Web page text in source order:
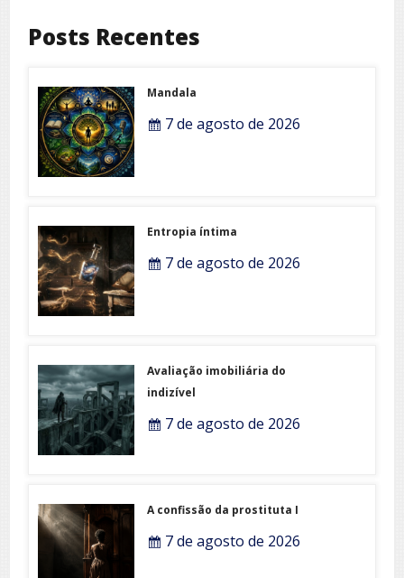
Posts Recentes
Mandala
7 de agosto de 2026
Entropia íntima
7 de agosto de 2026
Avaliação imobiliária do
indizível
7 de agosto de 2026
A confissão da prostituta I
7 de agosto de 2026